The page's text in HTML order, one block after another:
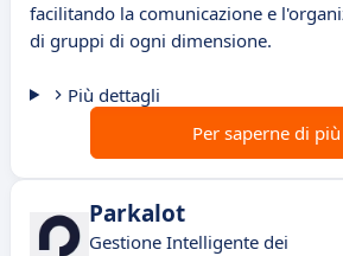
facilitando la comunicazione e
di gruppi di ogni dimensione.
Più dettagli
Per saperne di più
Parkalot
Gestione Intelligente dei